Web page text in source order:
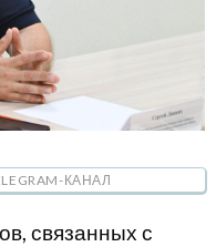
КАНАЛ
связанных с